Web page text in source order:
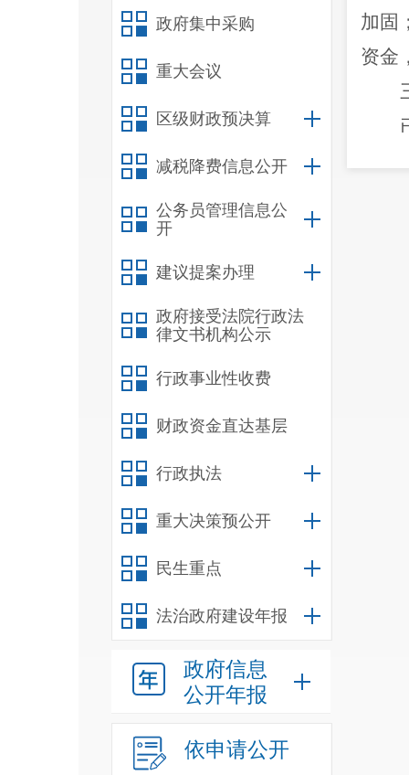
政府集中采购
重大会议
区级财政预决算
减税降费信息公开
公务员管理信息公
开
建议提案办理
政府接受法院行政法
律文书机构公示
行政事业性收费
财政资金直达基层
行政执法
重大决策预公开
民生重点
法治政府建设年报
政府信息
公开年报
依申请公开
加固
资金